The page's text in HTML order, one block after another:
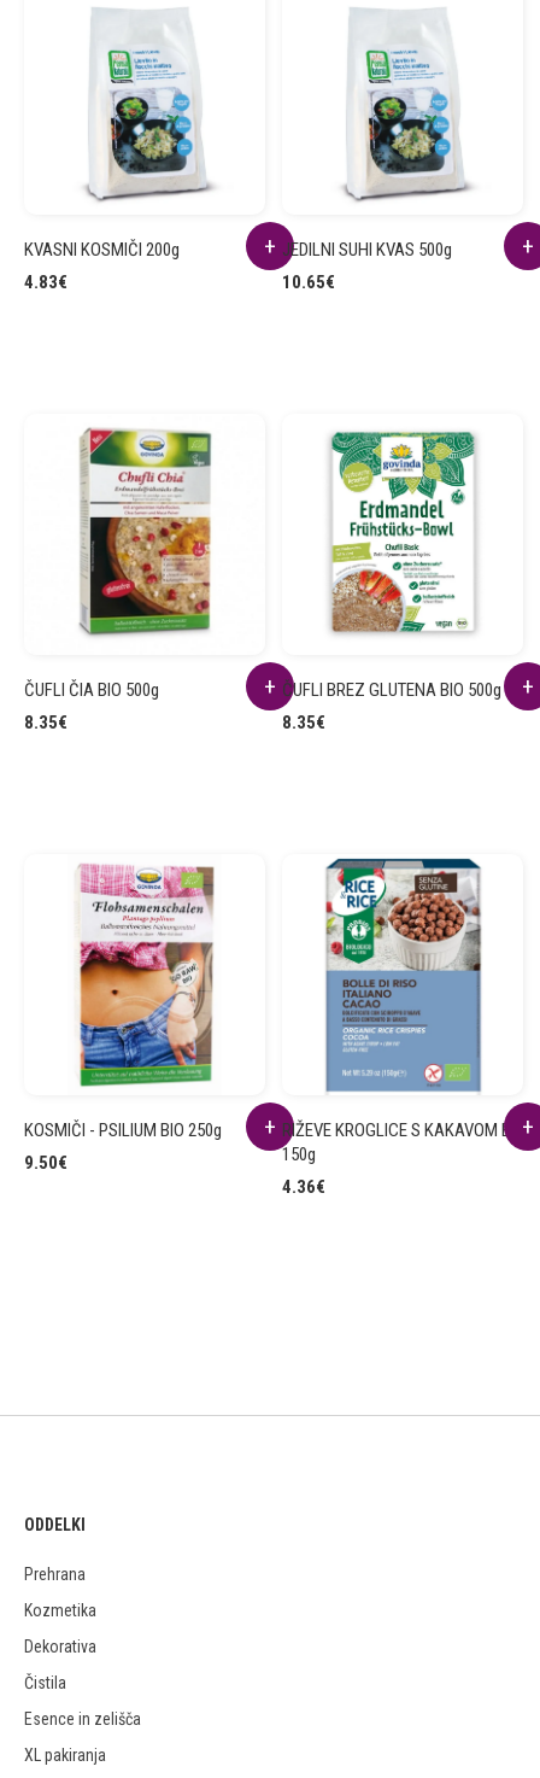
KVASNI KOSMIČI 200g
4.83€
JEDILNI SUHI KVAS 500g
10.65€
ČUFLI ČIA BIO 500g
8.35€
ČUFLI BREZ GLUTENA BIO 500g
8.35€
KOSMIČI - PSILIUM BIO 250g
9.50€
RIŽEVE KROGLICE S KAKAVOM BIO
150g
4.36€
ODDELKI
Prehrana
Kozmetika
Dekorativa
Čistila
Esence in zelišča
XL pakiranja